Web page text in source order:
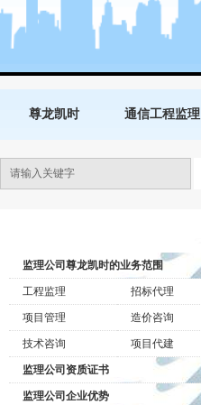
尊龙凯时 通信工程监理
监理公司尊龙凯时的业务范围
工程监理 招标代理
项目管理 造价咨询
技术咨询 项目代建
监理公司资质证书
监理公司企业优势